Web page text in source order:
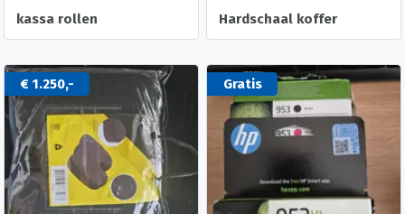
kassa rollen Hardschaal koffer
€ 1.250,- Gratis